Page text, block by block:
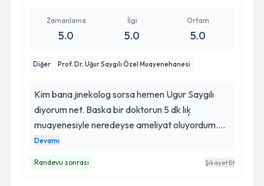
Zamanlama
5.0
İlgi
5.0
Ortam
5.0
Diğer Prof. Dr. Uğur Saygılı Özel Muayenehanesi
Kim bana jinekolog sorsa hemen Ugur Saygılı
diyorum net. Baska bir doktorun 5 dk lıķ
muayenesiyle neredeyse ameliyat oluyordum.
Neyse ki itimat etmedim ve baska dr arayısına
Devamı
Randevu sonrası Şikayet Et